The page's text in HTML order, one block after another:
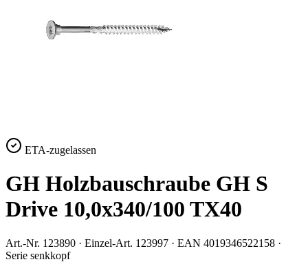
ETA-zugelassen
GH Holzbauschraube GH S
Drive 10,0x340/100 TX40
Art.-Nr. 123890 · Einzel-Art. 123997 · EAN 4019346522158 ·
Serie senkkopf